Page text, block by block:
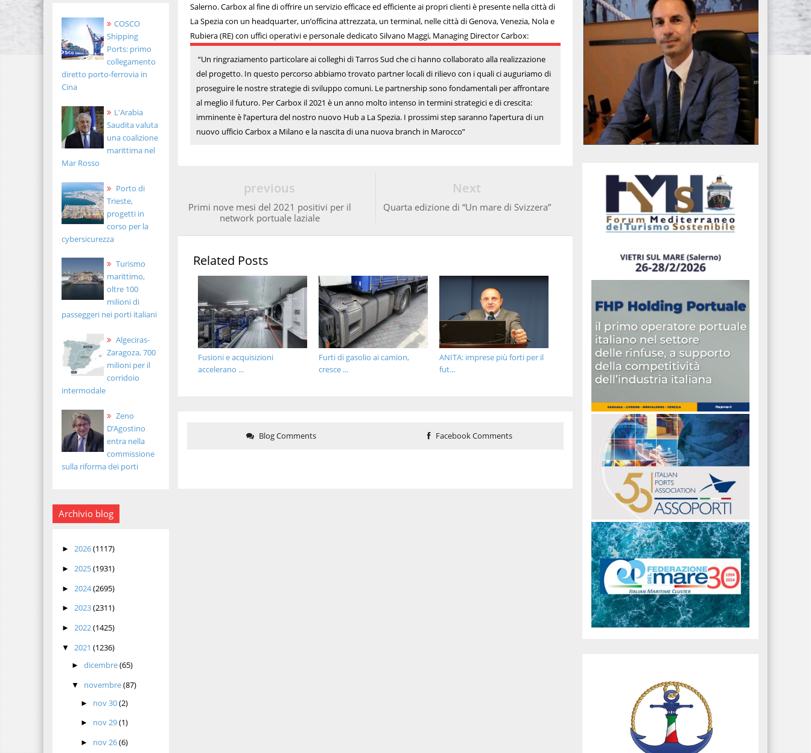
COSCO
Shipping
Ports: primo
collegamento
diretto porto-ferrovia in
Cina
L'Arabia
Saudita valuta
una coalizione
marittima nel
Mar Rosso
Porto di
Trieste,
progetti in
corso per la
cybersicurezza
Turismo
marittimo,
oltre 100
milioni di
passeggeri nei porti italiani
Algeciras-
Zaragoza, 700
milioni per il
corridoio
intermodale
Zeno
D’Agostino
entra nella
commissione
sulla riforma dei porti
Archivio blog
► 2026(1117)
► 2025(1931)
► 2024(2695)
► 2023(2311)
► 2022(1425)
▼ 2021 (1236)
► dicembre(65)
▼ novembre(87)
► nov 30(2)
► nov 29(1)
► nov 26(6)
Salerno. Carbox al fine di offrire un servizio efficace ed efficiente ai propri clienti è presente nella città di
La Spezia con un headquarter, un’officina attrezzata, un terminal, nelle città di Genova, Venezia, Nola e
Rubiera (RE) con uffici operativi e personale dedicato Silvano Maggi, Managing Director Carbox:
“Un ringraziamento particolare ai colleghi di Tarros Sud che ci hanno collaborato alla realizzazione
del progetto. In questo percorso abbiamo trovato partner locali di rilievo con i quali ci auguriamo di
proseguire le nostre strategie di sviluppo comuni. Le partnership sono fondamentali per affrontare
al meglio il futuro. Per Carbox il 2021 è un anno molto intenso in termini strategici e di crescita:
imminente è l’apertura del nostro nuovo Hub a La Spezia. I prossimi step saranno l’apertura di un
nuovo ufficio Carbox a Milano e la nascita di una nuova branch in Marocco”
Next
Quarta edizione di “Un mare di Svizzera”
previous
Primi nove mesi del 2021 positivi per il
network portuale laziale
Related Posts
ANITA: imprese più forti per il
fut...
Furti di gasolio ai camion,
cresce ...
Fusioni e acquisizioni
accelerano ...
Blog Comments Facebook Comments